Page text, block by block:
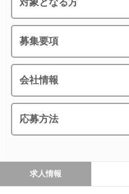
募集要項
会社情報
応募方法
求人情報